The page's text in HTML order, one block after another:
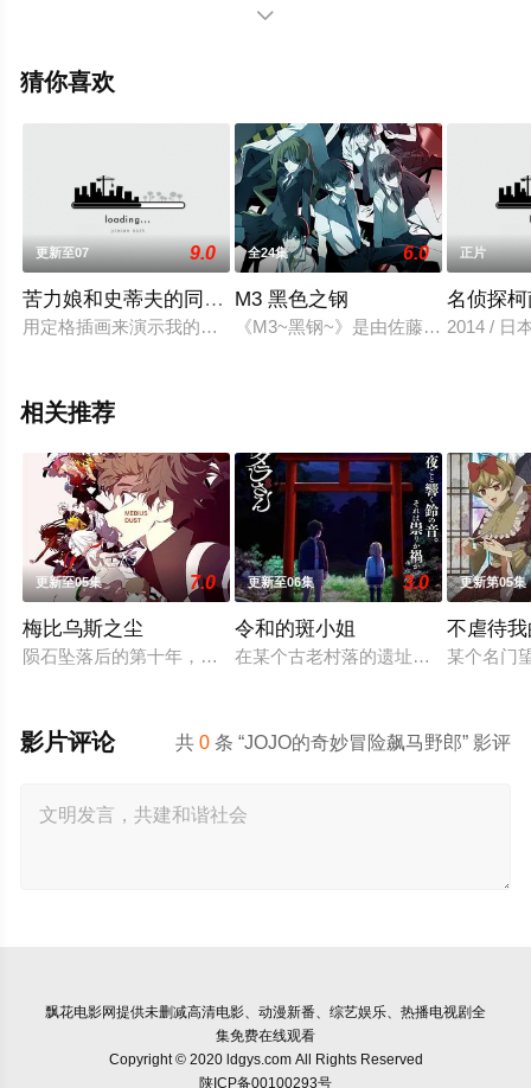
洋平,高桥李依,三宅健太,石川界人,水中雅章,松田健一郎等
版动漫全集就上飘花影院，更多剧情信息可移步至豆瓣动

猜你喜欢
更新至07 9.0
苦力娘和史蒂夫的同居生活
用定格插画来演示我的世界中一个个幽默有趣的故事。
全24集 6.0
M3 黑色之钢
《M3~黑钢~》是由佐藤顺一担任监
正片
名侦探
2014 / 日
相关推荐
更新至05集 7.0
梅比乌斯之尘
陨石坠落后的第十年，由于巨大结晶释放出的神秘粒子“梅比乌
更新至06集 3.0
令和的斑小姐
在某个古老村落的遗址深处，那一片
更新第05集
不虐待
某个名门
共0 条 “JOJO的奇妙冒险飙马野郎” 影评
影片评论
飘花电影网提供未删减高清电影、动漫新番、综艺娱乐、热播电视剧全
集免费在线观看
Copyright © 2020 ldgys.com All Rights Reserved
陕ICP备00100293号